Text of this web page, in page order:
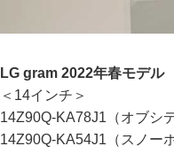
LG gram 2022年春モデル
＜14インチ＞
14Z90Q-KA78J1（オブシ
14Z90Q-KA54J1（スノー